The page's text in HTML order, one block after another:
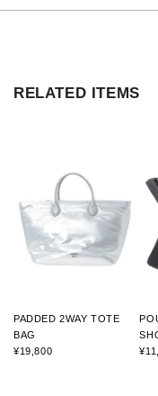
RELATED ITEMS
PADDED 2WAY TOTE
BAG
¥19,800